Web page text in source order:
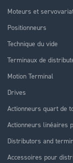
Moteurs et
Positionneurs
Technique du vide
Terminaux de
Motion Terminal
Drives
Actionneurs quart de
Actionneurs linéaires
Distributors and
Accessoires pour